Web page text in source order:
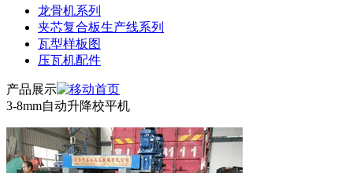
龙骨机系列
夹芯复合板生产线系列
瓦型样板图
压瓦机配件
产品展示
3-8mm自动升降校平机